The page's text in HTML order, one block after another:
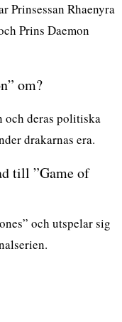
Prinsessan Rhaenyra
Prins Daemon
om?
och deras politiska
drakarnas era.
till ”Game of
och utspelar sig